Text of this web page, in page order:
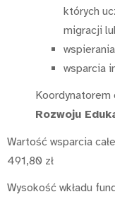
których
migracji
wsparcia
Koordynatorem
Rozwoju
Wartość wsparcia
491,80 zł
Wysokość wkładu